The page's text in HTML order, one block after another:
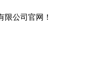
限公司官网！